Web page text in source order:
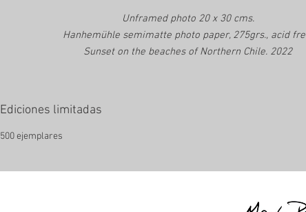
Unframed photo 20 x 30 cms.
Hanhemühle semimatte photo paper, 275grs., acid
Sunset on the beaches of Northern Chile. 2022
Ediciones limitadas
500 ejemplares